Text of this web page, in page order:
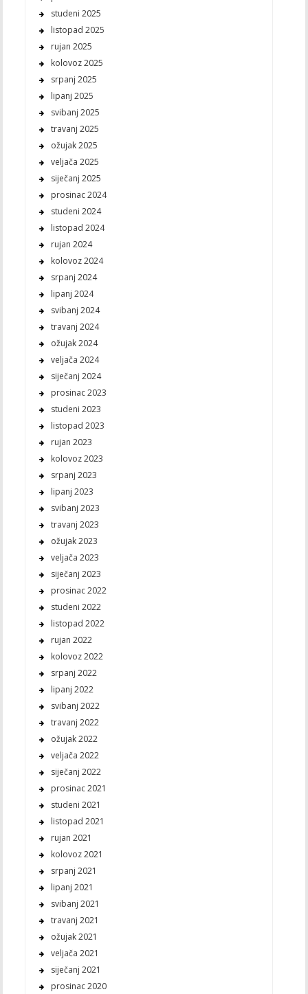
studeni 2025
listopad 2025
rujan 2025
kolovoz 2025
srpanj 2025
lipanj 2025
svibanj 2025
travanj 2025
ožujak 2025
veljača 2025
siječanj 2025
prosinac 2024
studeni 2024
listopad 2024
rujan 2024
kolovoz 2024
srpanj 2024
lipanj 2024
svibanj 2024
travanj 2024
ožujak 2024
veljača 2024
siječanj 2024
prosinac 2023
studeni 2023
listopad 2023
rujan 2023
kolovoz 2023
srpanj 2023
lipanj 2023
svibanj 2023
travanj 2023
ožujak 2023
veljača 2023
siječanj 2023
prosinac 2022
studeni 2022
listopad 2022
rujan 2022
kolovoz 2022
srpanj 2022
lipanj 2022
svibanj 2022
travanj 2022
ožujak 2022
veljača 2022
siječanj 2022
prosinac 2021
studeni 2021
listopad 2021
rujan 2021
kolovoz 2021
srpanj 2021
lipanj 2021
svibanj 2021
travanj 2021
ožujak 2021
veljača 2021
siječanj 2021
prosinac 2020